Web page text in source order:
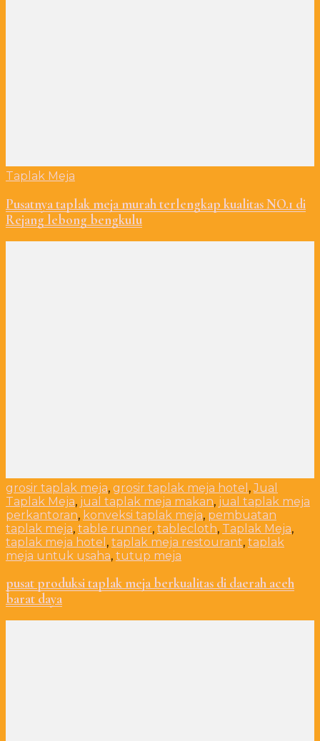
Taplak Meja
Pusatnya taplak meja murah terlengkap kualitas NO.1 di
Rejang lebong bengkulu
grosir taplak meja, grosir taplak meja hotel ,Jual
Taplak Meja, jual taplak meja makan, jual taplak meja
perkantoran, konveksi taplak meja, pembuatan
taplak meja, table runner, tablecloth, Taplak Meja,
taplak meja hotel , taplak meja restourant, taplak
meja untuk usaha, tutup meja
pusat produksi taplak meja berkualitas di daerah aceh
barat daya